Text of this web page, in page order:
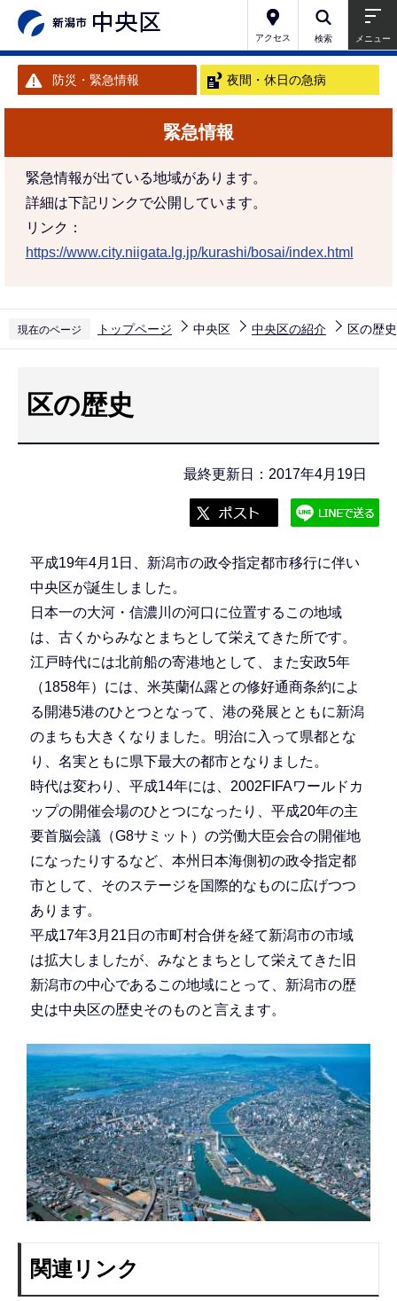
ジ
先
アクセス 検索 メニュー
防災・緊急情報 夜間・休日の急病
緊急情報
緊急情報が出ている地域があります。
詳細は下記リンクで公開しています。
リンク：
https://www.city.niigata.lg.jp/kurashi/bosai/index.html
現在のページ トップページ 中央区 中央区の紹介 区の歴史
区の歴史
最終更新日：2017年4月19日
平成19年4月1日、新潟市の政令指定都市移行に伴い
中央区が誕生しました。
日本一の大河・信濃川の河口に位置するこの地域
は、古くからみなとまちとして栄えてきた所です。
江戸時代には北前船の寄港地として、また安政5年
（1858年）には、米英蘭仏露との修好通商条約によ
る開港5港のひとつとなって、港の発展とともに新潟
のまちも大きくなりました。明治に入って県都とな
り、名実ともに県下最大の都市となりました。
時代は変わり、平成14年には、2002FIFAワールドカ
ップの開催会場のひとつになったり、平成20年の主
要首脳会議（G8サミット）の労働大臣会合の開催地
になったりするなど、本州日本海側初の政令指定都
市として、そのステージを国際的なものに広げつつ
あります。
平成17年3月21日の市町村合併を経て新潟市の市域
は拡大しましたが、みなとまちとして栄えてきた旧
新潟市の中心であるこの地域にとって、新潟市の歴
史は中央区の歴史そのものと言えます。
関連リンク